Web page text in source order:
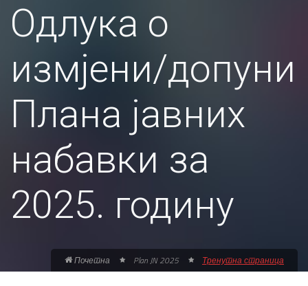
Одлука о
измјени/допуни
Плана јавних
набавки за
2025. годину
Почетна Plan JN 2025 Тренутна страница